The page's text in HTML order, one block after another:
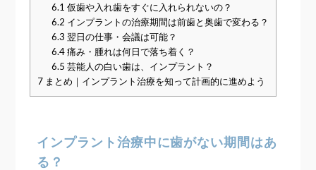
6.1 仮歯や入れ歯をすぐに入れられないの？
6.2 インプラントの治療期間は前歯と奥歯で変わる？
6.3 翌日の仕事・会議は可能？
6.4痛み・腫れは何日で落ち着く？
6.5 芸能人の白い歯は、インプラント？
7 まとめ｜インプラント治療を知って計画的に進めよう
インプラント治療中に歯がない期間はあ
る？